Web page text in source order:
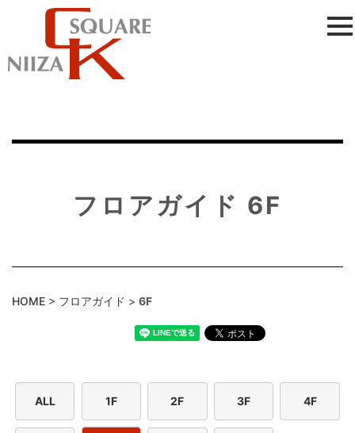
フロアガイド 6F
HOME > フロアガイド > 6F
ALL 1F 2F 3F 4F